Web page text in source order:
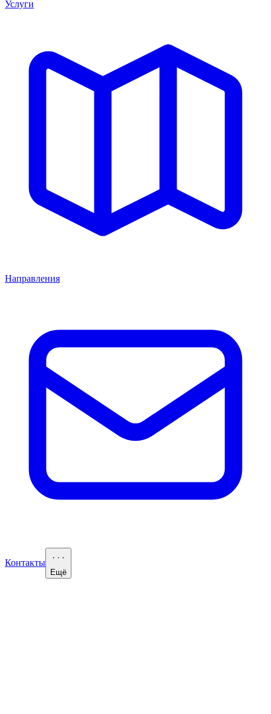
Услуги
Направления
Контакты
Ещё